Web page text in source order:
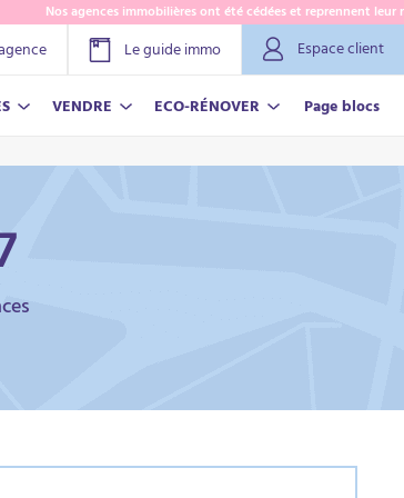
Nos agences immobilières ont été cédées et reprennent leur
Le guide immo
Espace client
VENDRE ECO-RÉNOVER Page blocs